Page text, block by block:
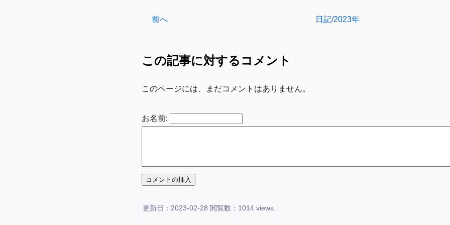
前へ 日記/2023年
この記事に対するコメント
このページには、まだコメントはありません。
お名前:
更新日：2023-02-28 閲覧数：1014 views.